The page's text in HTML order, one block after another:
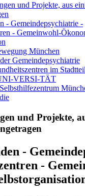
und Projekte, aus
- Gemeindepsychiatrie -
- Gemeinwohl-
München
Gemeindepsychiatrie
im
VERSI-TÄT
und Projekte,
-
-